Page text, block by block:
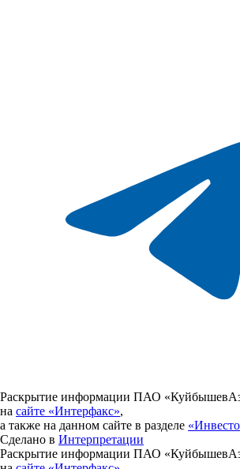
Раскрытие информации ПАО
на сайте «Интерфакс»,
а также на данном сайте в разделе
Сделано в Интерпретации
Раскрытие информации ПАО